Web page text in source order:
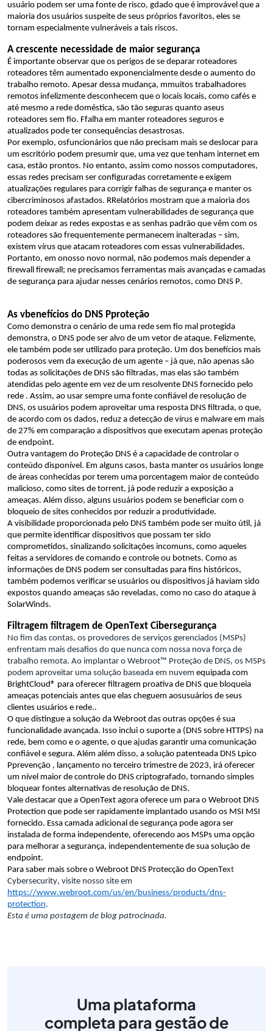
usuário podem ser uma fonte de risco, gdado que é improvável que a
maioria dos usuários suspeite de seus próprios favoritos, eles se
tornam especialmente vulneráveis a tais riscos.
A crescente necessidade de maior segurança
É importante observar que os perigos de se deparar roteadores
roteadores têm aumentado exponencialmente desde o aumento do
trabalho remoto. Apesar dessa mudança, mmuitos trabalhadores
remotos infelizmente desconhecem que o locais locais, como cafés e
até mesmo a rede doméstica, são tão seguras quanto aseus
roteadores sem fio. Ffalha em manter roteadores
atualizados pode ter consequências desastrosas.
Por exemplo, osfuncionários que não precisam mais se deslocar para
um escritório podem presumir que, uma vez que tenham internet em
casa, estão prontos. No entanto,
essas redes precisam ser configuradas corretamente e exigem
atualizações regulares para corrigir falhas de segurança e manter os
cibercriminosos afastados. RRelatórios mostram que a maioria dos
roteadores também apresentam vulnerabilidades de segurança que
podem deixar as redes expostas e as senhas padrão que vêm com os
roteadores são frequentemente permanecem inalteradas – sim,
existem vírus que atacam roteadores com essas vulnerabilidades.
Portanto, em onosso novo normal, não podemos mais depender
firewall firewall; ne precisamos ferramentas mais avançadas e camadas
de segurança para ajudar nesses cenários remotos, como DNS P.
As vbenefícios do DNS Pproteção
demonstra, o DNS pode ser alvo de um vetor de ataque. Felizmente,
ele também pode ser utilizado para proteção. Um dos benefícios mais
poderosos vem da execução de um agente – já que, não apenas
todas as solicitações de DNS são filtradas, mas elas são
atendidas pelo agente em vez de um
rede . Assim, ao usar sempre uma fonte confiável de resolução de
DNS, os usuários podem aproveitar uma resposta DNS filtrada, o que,
de acordo com os dados, reduz a detecção de vírus e malware em mais
de 27% em comparação a dispositivos que executam apenas proteção
de endpoint.
Outra vantagem do Proteção DNS é a capacidade de controlar o
conteúdo disponível. Em alguns casos, basta manter os usuários longe
de áreas conhecidas por terem uma porcentagem maior de conteúdo
malicioso, como sites de torrent, já pode reduzir a exposição a
ameaças. Além disso, alguns usuários podem se beneficiar com o
bloqueio de sites conhecidos por reduzir a produtividade.
A visibilidade proporcionada pelo DNS também pode ser muito útil, já
que permite identificar dispositivos que possam ter sido
comprometidos, sinalizando solicitações incomuns,
feitas a servidores de comando e controle ou botnets. Como as
também podemos verificar se usuários ou dispositivos já haviam sido
expostos quando ameaças são reveladas, como no caso do ataque à
SolarWinds.
Filtragem filtragem de OpenText Cibersegurança
No fim das contas,
enfrentam mais desafios do que nunca com nossa nova força de
trabalho remota. Ao implantar o Webroot™ Proteção de DNS
podem aproveitar uma solução baseada em nuvem equipada
BrightCloud® para oferecer filtragem proativa de DNS que bloqueia
ameaças potenciais antes que elas cheguem aosusuários de seus
clientes usuários e rede..
O que distingue a solução da Webroot das outras opções é sua
funcionalidade avançada. Isso inclui o suporte a (DNS sobre HTTPS) na
rede, bem como e o agente, o que ajudas garantir uma comunicação
confiável e segura. Além além disso, a solução patenteada DNS L
Pprevenção , lançamento no terceiro trimestre de 2023, irá oferecer
um nível maior de controle do DNS criptografado, tornando simples
bloquear fontes alternativas de resolução de DNS.
Vale destacar que a OpenText agora oferece um para o Webroot DNS
Protection que pode ser rapidamente implantado usando os MSI MSI
fornecido. Essa camada adicional de segurança pode agora ser
instalada de forma independente, oferecendo aos MSPs uma opção
para melhorar a segurança, independentemente de sua solução de
endpoint.
Para saber mais sobre o Webroot DNS Protecção do OpenText
https://www.webroot.com/us/en/business/products/dns-
protection.
Esta é uma postagem de blog patrocinada.
Uma plataforma
completa para gestão de